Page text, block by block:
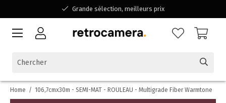
Grande sélection, meilleurs prix
Disponible pour toutes vos questions
Home / 106,7cmx30m - SEMI-MAT - ROULEAU - Multigrade Fiber Warmtone